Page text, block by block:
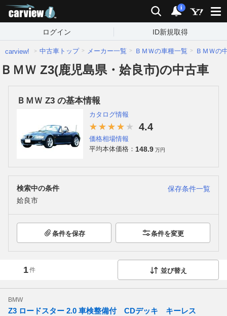
検索 通知
i
ログイン ID新規取得
carview! 中古車トップ メーカー一覧 ＢＭＷの車種一覧 ＢＭＷの
ＢＭＷ Z3(鹿児島県・姶良市)の中古車
ＢＭＷ Z3 の基本情報
カタログ情報
4.4
価格相場情報
平均本体価格： 148.9 万円
検索中の条件
保存条件一覧
姶良市
条件を保存 条件を変更
1件 並び替え
BMW
Z3 ロードスター 2.0 車検整備付 CDデッキ キーレス